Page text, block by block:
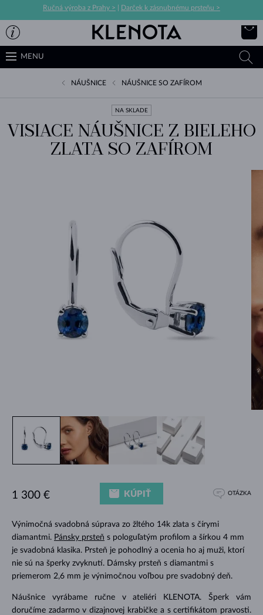
Ručná výroba z Prahy > Darček k zásnubnému prsteňu >
MENU
NÁUŠNICE NÁUŠNICE SO ZAFÍROM
NA SKLADE
VISIACE NÁUŠNICE Z BIELEHO
ZLATA SO ZAFÍROM
Výnimočná svadobná súprava zo žltého 14k zlata s čírymi
diamantmi. Pánsky prsteň s pologuľatým profilom a šírkou 4 mm
je svadobná klasika. Prsteň je pohodlný a ocenia ho aj muži, ktorí
nie sú na šperky zvyknutí. Dámsky prsteň s diamantmi s
priemerom 2,6 mm je výnimočnou voľbou pre svadobný deň.
Náušnice vyrábame ručne v ateliéri KLENOTA. Šperk vám
doručíme zadarmo v dizajnovej krabičke a s certifikátom pravosti.
1 300 € KÚPIŤ OTÁZKA